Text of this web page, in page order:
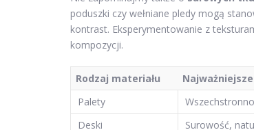
poduszki czy wełniane pledy mogą
kontrast. Eksperymentowanie z
kompozycji.
Rodzaj materiału
Palety
Deski
Surowość,